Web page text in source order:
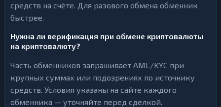
средств на счёте. Для разового обмена обменник
быстрее.
Нужна ли верификация при обмене криптовалюты
на криптовалюту?
Часть обменников запрашивает AML/KYC при
крупных суммах или подозрениях по источнику
средств. Условия указаны на сайте каждого
обменника — уточняйте перед сделкой.